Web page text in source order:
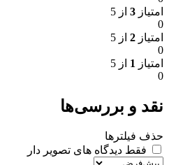
امتیاز 3 از 5
0
امتیاز 2 از 5
0
امتیاز 1 از 5
0
نقد و بررسی‌ها
حذف فیلترها
فقط دیدگاه های تصویر دار